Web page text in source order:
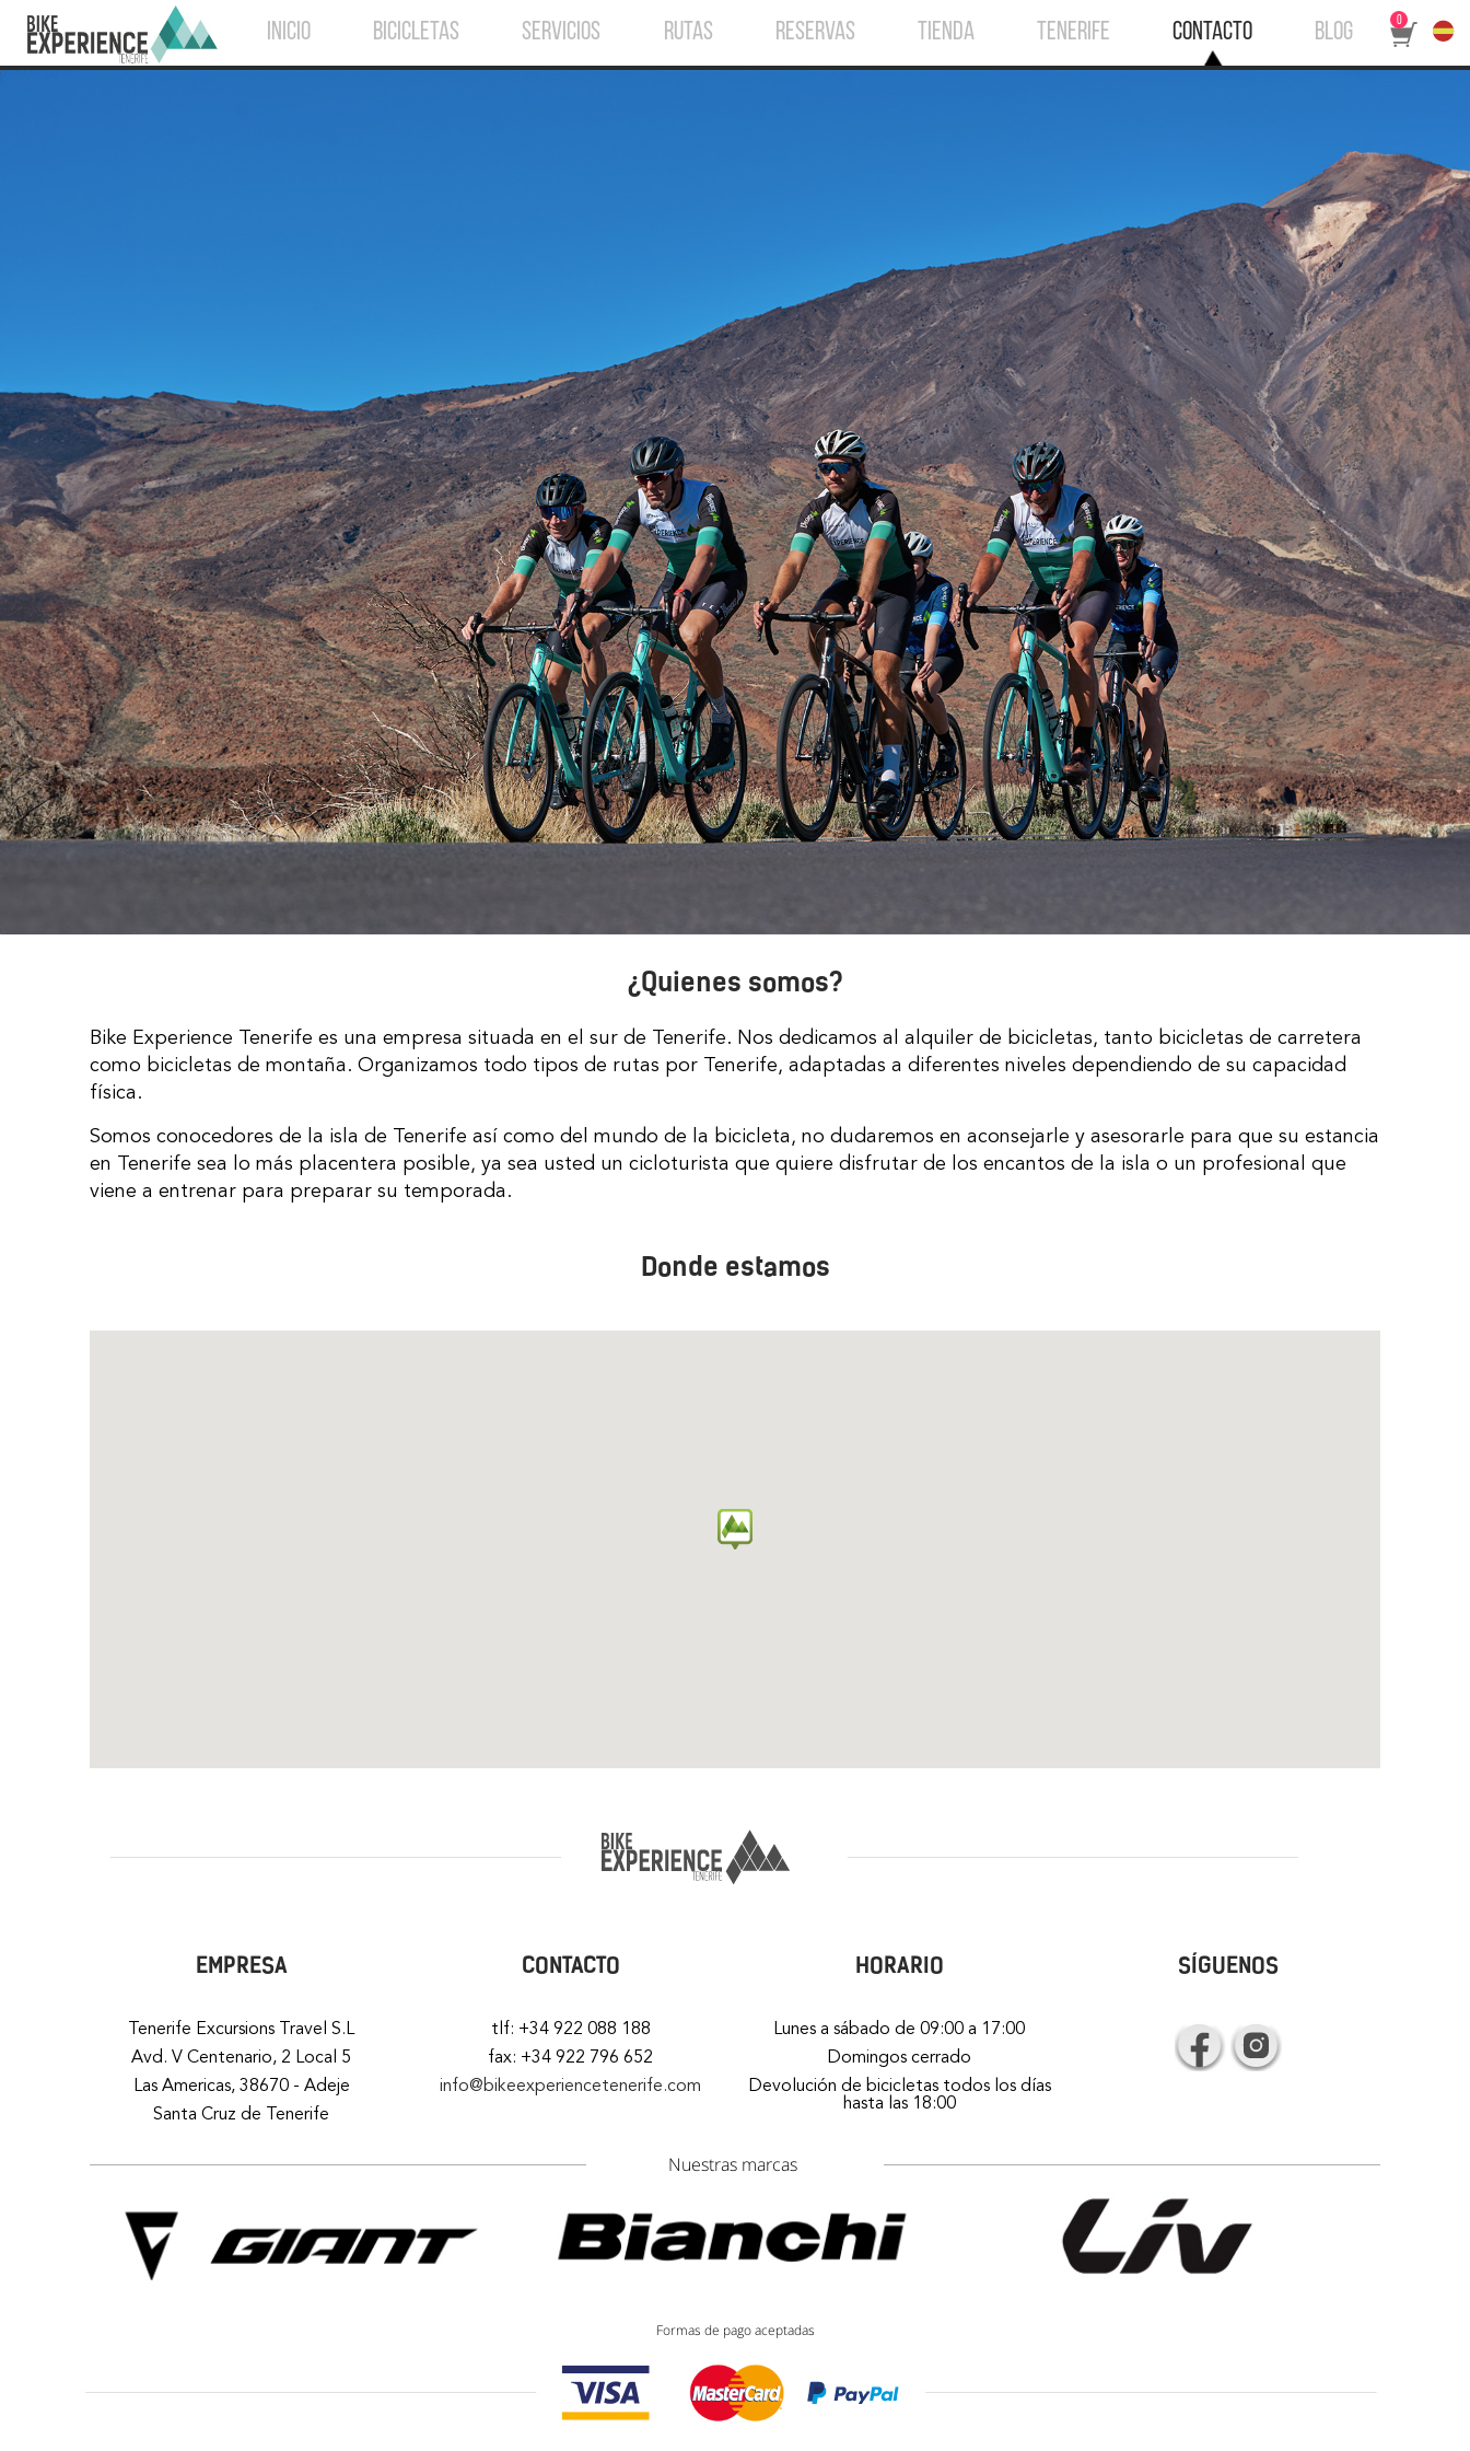
INICIO BICICLETAS SERVICIOS RUTAS RESERVAS TIENDA TENERIFE CONTACTO BLOG 0
¿Quienes somos?
Bike Experience Tenerife es una empresa situada en el sur de Tenerife. Nos dedicamos al alquiler de bicicletas, tanto bicicletas de carretera
como bicicletas de montaña. Organizamos todo tipos de rutas por Tenerife, adaptadas a diferentes niveles dependiendo de su capacidad
física.
Somos conocedores de la isla de Tenerife así como del mundo de la bicicleta, no dudaremos en aconsejarle y asesorarle para que su estancia
en Tenerife sea lo más placentera posible, ya sea usted un cicloturista que quiere disfrutar de los encantos de la isla o un profesional que
viene a entrenar para preparar su temporada.
Donde estamos
EMPRESA
Tenerife Excursions Travel S.L
Avd. V Centenario, 2 Local 5
Las Americas, 38670 - Adeje
Santa Cruz de Tenerife
CONTACTO
tlf: +34 922 088 188
fax: +34 922 796 652
info@bikeexperiencetenerife.com
HORARIO
Lunes a sábado de 09:00 a 17:00
Domingos cerrado
Devolución de bicicletas todos los días
hasta las 18:00
SÍGUENOS
Nuestras marcas
Formas de pago aceptadas